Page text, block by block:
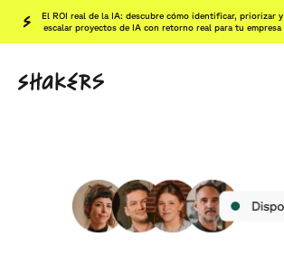
El ROI real de la IA: descubre cómo identificar, priorizar y
escalar proyectos de IA con retorno real para tu empresa